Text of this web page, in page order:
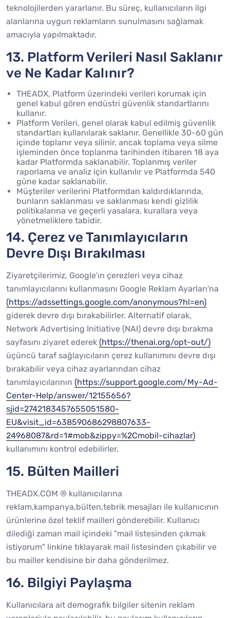
teknolojilerden yararlanır. Bu süreç, kullanıcıların ilgi
alanlarına uygun reklamların sunulmasını sağlamak
amacıyla yapılmaktadır.
13. Platform Verileri Nasıl Saklanır
ve Ne Kadar Kalınır?
THEADX, Platform üzerindeki verileri korumak için
genel kabul gören endüstri güvenlik standartlarını
kullanır.
Platform Verileri, genel olarak kabul edilmiş güvenlik
standartları kullanılarak saklanır. Genellikle 30-60 gün
içinde toplanır veya silinir, ancak toplama veya silme
işleminden önce toplanma tarihinden itibaren 18 aya
kadar Platformda saklanabilir. Toplanmış veriler
raporlama ve analiz için kullanılır ve Platformda 540
güne kadar saklanabilir.
Müşteriler verilerini Platformdan kaldırdıklarında,
bunların saklanması ve saklanması kendi gizlilik
politikalarına ve geçerli yasalara, kurallara veya
yönetmeliklere tabidir.
14. Çerez ve Tanımlayıcıların
Devre Dışı Bırakılması
Ziyaretçilerimiz, Google'ın çerezleri veya cihaz
tanımlayıcılarını kullanmasını Google Reklam Ayarları'na
(https://adssettings.google.com/anonymous?hl=en)
giderek devre dışı bırakabilirler. Alternatif olarak,
Network Advertising Initiative (NAI) devre dışı bırakma
sayfasını ziyaret ederek (https://thenai.org/opt-out/)
üçüncü taraf sağlayıcıların çerez kullanımını devre dışı
bırakabilir veya cihaz ayarlarından cihaz
tanımlayıcılarının (https://support.google.com/My-Ad-
Center-Help/answer/12155656?
sjid=2742183457655051580-
EU&visit_id=638590686298807633-
24968087&rd=1#mob&zippy=%2Cmobil-cihazlar)
kullanımını kontrol edebilirler.
15. Bülten Mailleri
THEADX.COM ® kullanıcılarına
reklam,kampanya,bülten,tebrik mesajları ile kullanıcının
ürünlerine özel teklif mailleri gönderebilir. Kullanıcı
dilediği zaman mail içindeki "mail listesinden çıkmak
istiyorum" linkine tıklayarak mail listesinden çıkabilir ve
bu mailler kendisine bir daha gönderilmez.
16. Bilgiyi Paylaşma
Kullanıcılara ait demografik bilgiler sitenin reklam